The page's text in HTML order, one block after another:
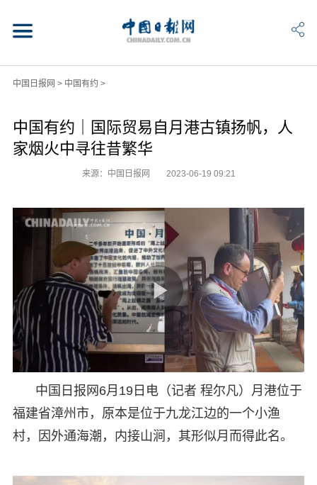
中国日报网 > 中国有约 >
中国有约｜国际贸易自月港古镇扬帆，人
家烟火中寻往昔繁华
来源：中国日报网 2023-06-19 09:21
中国日报网6月19日电（记者 程尔凡）月港位于
福建省漳州市，原本是位于九龙江边的一个小渔
村，因外通海潮，内接山涧，其形似月而得此名。